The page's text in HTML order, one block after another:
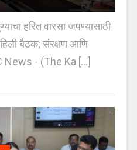
हरित वारसा जपण्यासाठी
बैठक; संरक्षण आणि
News - (The Ka [...]